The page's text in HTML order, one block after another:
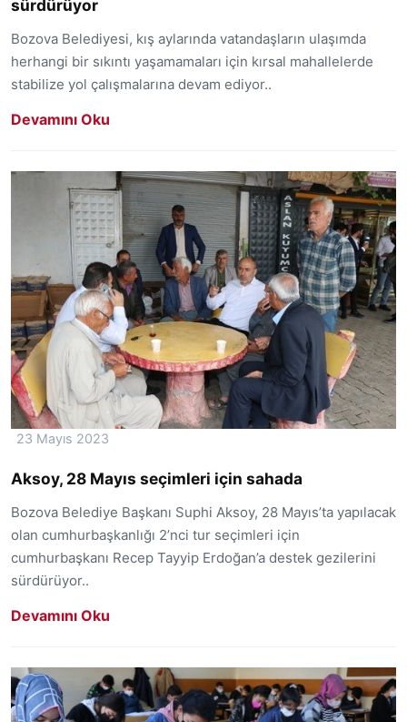
sürdürüyor
Bozova Belediyesi, kış aylarında vatandaşların ulaşımda
herhangi bir sıkıntı yaşamamaları için kırsal mahallelerde
stabilize yol çalışmalarına devam ediyor..
Devamını Oku
23 Mayıs 2023
Aksoy, 28 Mayıs seçimleri için sahada
Bozova Belediye Başkanı Suphi Aksoy, 28 Mayıs’ta yapılacak
olan cumhurbaşkanlığı 2’nci tur seçimleri için
cumhurbaşkanı Recep Tayyip Erdoğan’a destek gezilerini
sürdürüyor..
Devamını Oku